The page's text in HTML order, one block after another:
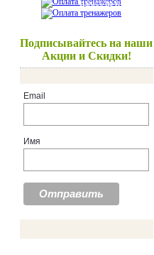
Красота и здоровье
Подписывайтесь на наши
Акции и Скидки!
Email
Имя